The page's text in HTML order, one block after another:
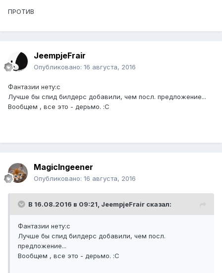
ПРОТИВ
JeempjeFrair
Опубликовано: 16 августа, 2016
Фантазии нету:с
Лучше бы спид билдерс добавили, чем посл. предложение...
Вообщем , все это - дерьмо. :С
MagicIngeener
Опубликовано: 16 августа, 2016
В 16.08.2016 в 09:21, JeempjeFrair сказал:
Фантазии нету:с
Лучше бы спид билдерс добавили, чем посл.
предложение...
Вообщем , все это - дерьмо. :С